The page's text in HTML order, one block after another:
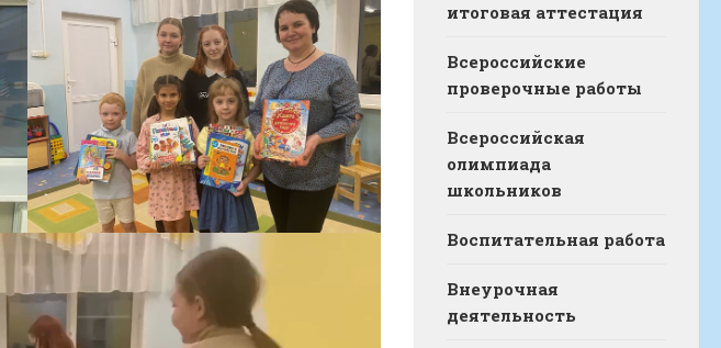
итоговая аттестация
Всероссийские
проверочные работы
Всероссийская
олимпиада
школьников
Воспитательная работа
Внеурочная
деятельность